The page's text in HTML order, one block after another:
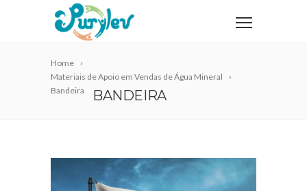
Home
Materiais de Apoio em Vendas de Água Mineral
Bandeira
BANDEIRA